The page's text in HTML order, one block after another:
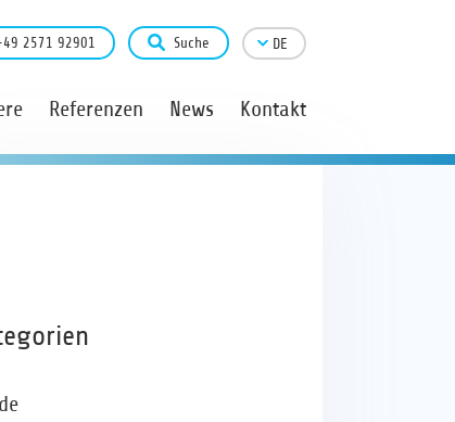
Referenzen News Kontakt
2571 92901 Suche DE